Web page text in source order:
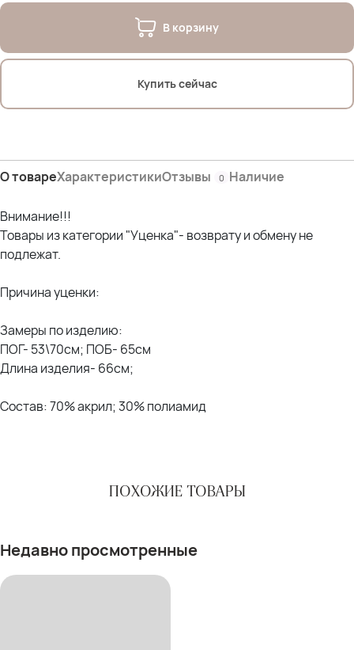
В корзину
Купить сейчас
О товареХарактеристикиОтзывы 0 Наличие
Внимание!!!
Товары из категории "Уценка"- возврату и обмену не
подлежат.
Причина уценки:
Замеры по изделию:
ПОГ- 53\70см; ПОБ- 65см
Длина изделия- 66см;
Состав: 70% акрил; 30% полиамид
ПОХОЖИЕ ТОВАРЫ
Недавно просмотренные